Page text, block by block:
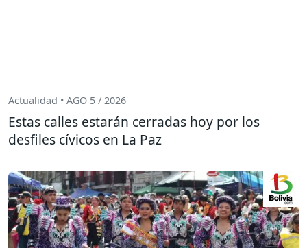
Actualidad • AGO 5 / 2026
Estas calles estarán cerradas hoy por los
desfiles cívicos en La Paz